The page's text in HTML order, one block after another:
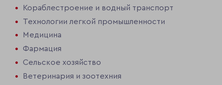
Кораблестроение и водный транспорт
Технологии легкой промышленности
Медицина
Фармация
Сельское хозяйство
Ветеринария и зоотехния